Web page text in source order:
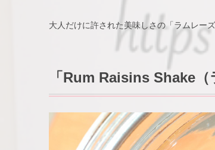
大人だけに許された美味しさの「ラムレー
「Rum Raisins Shake